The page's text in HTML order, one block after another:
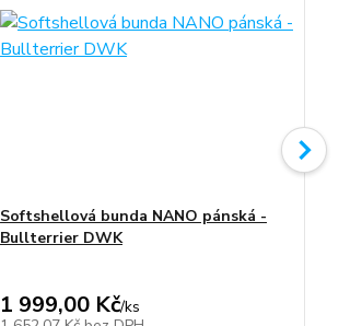
Softshellová bunda NANO pánská -
Bullterrier DWK
1 999,00 Kč/ks